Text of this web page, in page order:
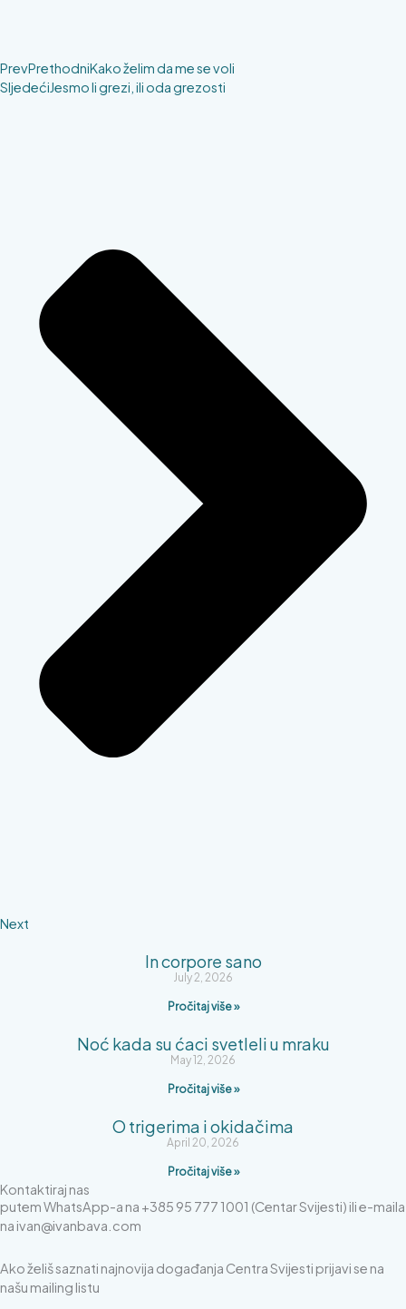
PrevPrethodniKako želim da me se voli
SljedećiJesmo li grezi, ili oda grezosti
Next
In corpore sano
July 2, 2026
Pročitaj više »
Noć kada su ćaci svetleli u mraku
May 12, 2026
Pročitaj više »
O trigerima i okidačima
April 20, 2026
Pročitaj više »
Kontaktiraj nas
putem WhatsApp-a na +385 95 777 1001 (Centar Svijesti) ili e-maila
na ivan@ivanbava.com
Ako želiš saznati najnovija događanja Centra Svijesti prijavi se na
našu mailing listu